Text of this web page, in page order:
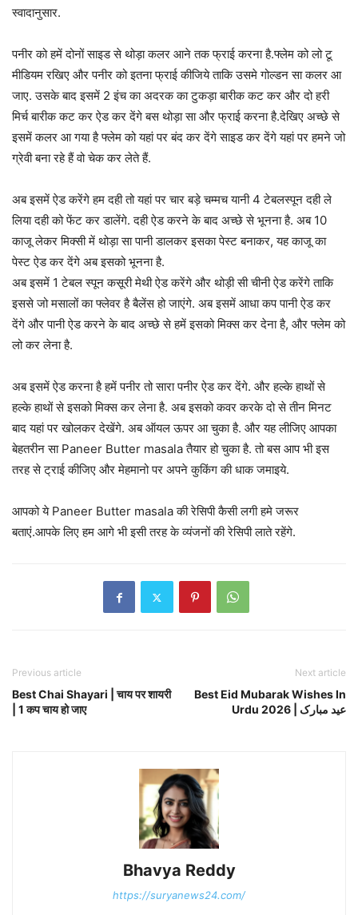
स्वादानुसार.
पनीर को हमें दोनों साइड से थोड़ा कलर आने तक फ्राई करना है.फ्लेम को लो टू
मीडियम रखिए और पनीर को इतना फ्राई कीजिये ताकि उसमे गोल्डन सा कलर आ
जाए. उसके बाद इसमें 2 इंच का अदरक का टुकड़ा बारीक कट कर और दो हरी
मिर्च बारीक कट कर ऐड कर देंगे बस थोड़ा सा और फ्राई करना है.देखिए अच्छे से
इसमें कलर आ गया है फ्लेम को यहां पर बंद कर देंगे साइड कर देंगे यहां पर हमने जो
ग्रेवी बना रहे हैं वो चेक कर लेते हैं.
अब इसमें ऐड करेंगे हम दही तो यहां पर चार बड़े चम्मच यानी 4 टेबलस्पून दही ले
लिया दही को फेंट कर डालेंगे. दही ऐड करने के बाद अच्छे से भूनना है. अब 10
काजू लेकर मिक्सी में थोड़ा सा पानी डालकर इसका पेस्ट बनाकर, यह काजू का
पेस्ट ऐड कर देंगे अब इसको भूनना है.
अब इसमें 1 टेबल स्पून कसूरी मेथी ऐड करेंगे और थोड़ी सी चीनी ऐड करेंगे ताकि
इससे जो मसालों का फ्लेवर है बैलेंस हो जाएंगे. अब इसमें आधा कप पानी ऐड कर
देंगे और पानी ऐड करने के बाद अच्छे से हमें इसको मिक्स कर देना है, और फ्लेम को
लो कर लेना है.
अब इसमें ऐड करना है हमें पनीर तो सारा पनीर ऐड कर देंगे. और हल्के हाथों से
हल्के हाथों से इसको मिक्स कर लेना है. अब इसको कवर करके दो से तीन मिनट
बाद यहां पर खोलकर देखेंगे. अब ऑयल ऊपर आ चुका है. और यह लीजिए आपका
बेहतरीन सा Paneer Butter masala तैयार हो चुका है. तो बस आप भी इस
तरह से ट्राई कीजिए और मेहमानो पर अपने कुकिंग की धाक जमाइये.
आपको ये Paneer Butter masala की रेसिपी कैसी लगी हमे जरूर
बताएं.आपके लिए हम आगे भी इसी तरह के व्यंजनों की रेसिपी लाते रहेंगे.
Previous article
Best Chai Shayari | चाय पर शायरी
| 1 कप चाय हो जाए
Next article
Best Eid Mubarak Wishes In
Urdu 2026 | عید مبارک
Bhavya Reddy
https://suryanews24.com/